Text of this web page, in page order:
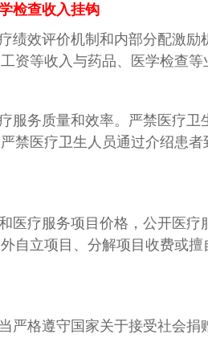
检查收入挂钩
绩效评价机制和内部分配激励
资等收入与药品、医学检查等
服务质量和效率。严禁医疗卫
禁医疗卫生人员通过介绍患者
医疗服务项目价格，公开医疗
自立项目、分解项目收费或
严格遵守国家关于接受社会捐